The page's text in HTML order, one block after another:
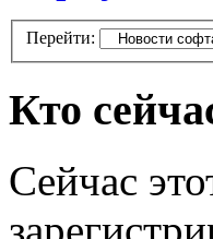
Перейти:
Кто
Сейчас